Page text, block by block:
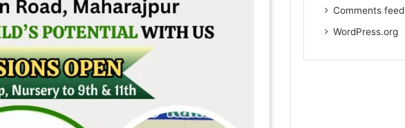
Comments feed
WordPress.org